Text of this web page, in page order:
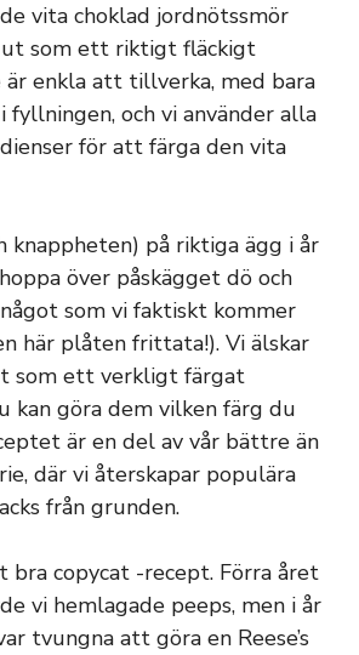
vita choklad jordnötssmör
ut som ett riktigt fläckigt
är enkla att tillverka, med bara
fyllningen, och vi använder alla
för att färga den vita
knappheten) på riktiga ägg i år
över påskägget dö och
som vi faktiskt kommer
här plåten frittata!). Vi älskar
som ett verkligt färgat
kan göra dem vilken färg du
är en del av vår bättre än
där vi återskapar populära
från grunden.
bra copycat -recept. Förra året
vi hemlagade peeps, men i år
tvungna att göra en Reese’s